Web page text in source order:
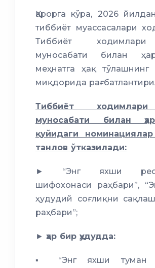
Қарорга кўра, 2026
тиббиёт муассасалари
Тиббиёт
муносабати билан
меҳнатга ҳақ тўлашнинг
миқдорида
Тиббиёт
муносабати билан
қуйидаги
танлов ўтказилади:
► “Энг яхши
шифохонаси раҳбари”,
ҳудудий соғлиқни
раҳбари”;
► ҳар бир ҳудудда:
▪️ “Энг яхши туман